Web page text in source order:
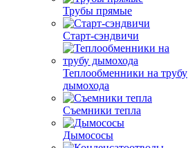
Трубы прямые
Старт-сэндвичи
Теплообменники на трубу
дымохода
Съемники тепла
Дымососы